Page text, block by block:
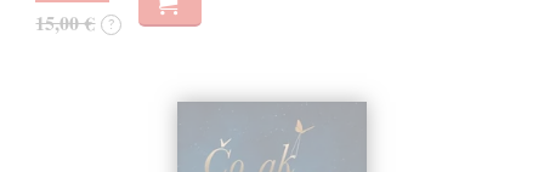
15,00 € ?